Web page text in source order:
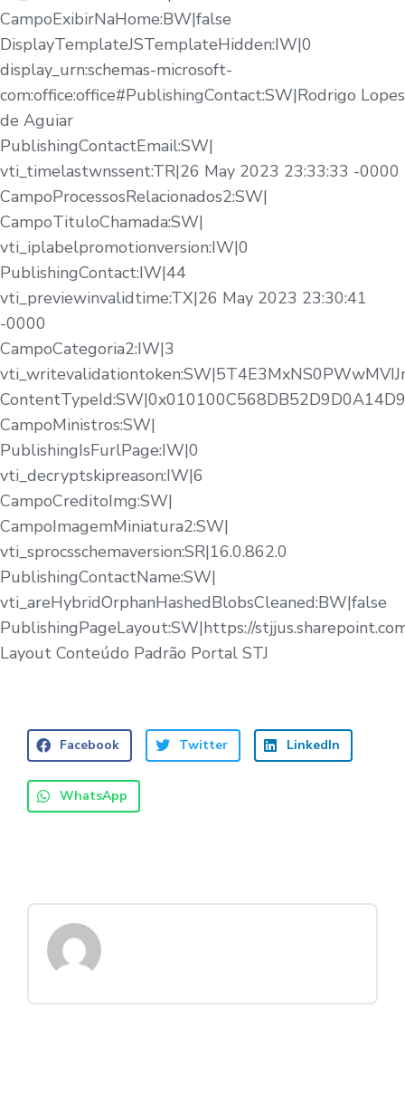
CampoExibirNaHome:BW|false
DisplayTemplateJSTemplateHidden:IW|0
display_urn:schemas-microsoft-
com:office:office#PublishingContact:SW|Rodrigo Lopes
de Aguiar
PublishingContactEmail:SW|
vti_timelastwnssent:TR|26 May 2023 23:33:33 -0000
CampoProcessosRelacionados2:SW|
CampoTituloChamada:SW|
vti_iplabelpromotionversion:IW|0
PublishingContact:IW|44
vti_previewinvalidtime:TX|26 May 2023 23:30:41
-0000
CampoCategoria2:IW|3
CampoMinistros:SW|
PublishingIsFurlPage:IW|0
vti_decryptskipreason:IW|6
CampoCreditoImg:SW|
CampoImagemMiniatura2:SW|
vti_sprocsschemaversion:SR|16.0.862.0
PublishingContactName:SW|
vti_areHybridOrphanHashedBlobsCleaned:BW|false
PublishingPageLayout:SW|https://
Layout Conteúdo Padrão Portal STJ
Facebook Twitter LinkedIn
WhatsApp